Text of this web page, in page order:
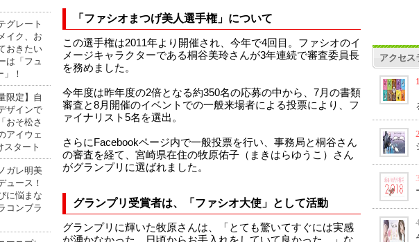
グレート
イク、お
おきたい
は「フュ
！
限定】自
ザインで
おそ松さ
アイウェ
スタート
ガレ明美
ュース！
に悩まな
コンブラ
「ファシオまつげ美人選手権」について
この選手権は2011年より開催され、今年で4回目。ファシオのイ
メージキャラクターである桐谷美玲さんが3年連続で審査委員長
を務めました。
今年度は昨年度の2倍となる約350名の応募の中から、7月の書類
審査と8月開催のイベントでの一般来場者による投票により、フ
ァイナリスト5名を選出。
さらにFacebookページ内で一般投票を行い、事務局と桐谷さん
の審査を経て、宮崎県在住の牧原佑子（まきはらゆうこ）さん
がグランプリに選ばれました。
グランプリ受賞者は、「ファシオ大使」として活動
グランプリに輝いた牧原さんは、「とても驚いてすぐには実感
アクセス
1.
2.
3.
4.